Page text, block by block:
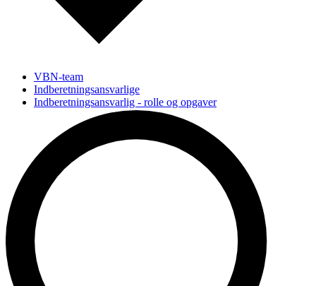
VBN-team
Indberetningsansvarlige
Indberetningsansvarlig - rolle og opgaver
AAU Studenterprojekter FAQ